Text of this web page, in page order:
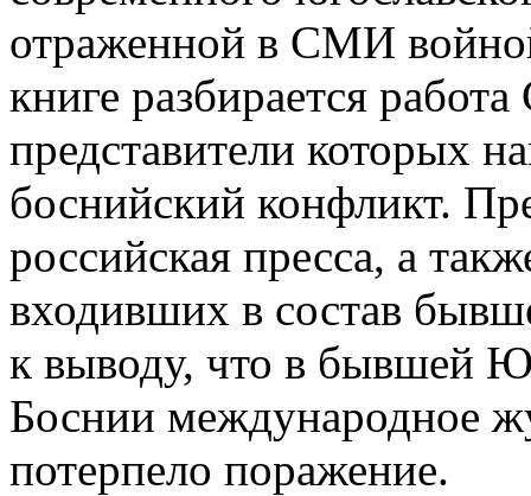
отраженной в СМИ
книге разбирается
представители которых
боснийский конфликт.
российская пресса, а
входивших в состав
к выводу, что в бывшей
Боснии международное
потерпело поражение.